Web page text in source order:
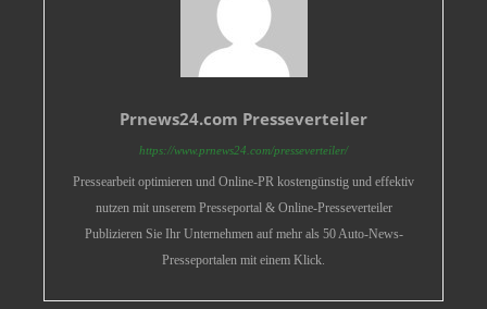
Prnews24.com Presseverteiler
https://www.prnews24.com/presseverteiler/
Pressearbeit optimieren und Online-PR kostengünstig und effektiv
nutzen mit unserem Presseportal & Online-Presseverteiler
Publizieren Sie Ihr Unternehmen auf mehr als 50 Auto-News-
Presseportalen mit einem Klick.